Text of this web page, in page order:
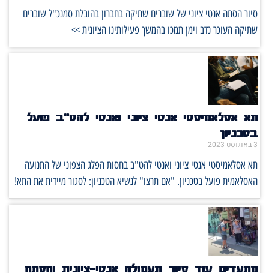
סיור הסתה אנטי ציוני של שוברים שתיקה בחברון בהובלת סמנכ"ל שוברים
שתיקה העוכר נדב וימן תמכו בהמשך פעילותינו הציונית >>
תא אסלאמיסטי אנטי ציוני ואנטי להט"ב פועל
בטכניון
3 באוגוסט 2023
תא אסלאמיסטי אנטי ציוני ואנטי להט"ב בחסות הפלג הצפוני של התנועה
האסלאמית פועל בטכניון. "אם תרצו" לנשיא הטכניון: לסגור מיידית את התא!
מתעדים עוד סיור תעמולה אנטי-ציונית והסתה